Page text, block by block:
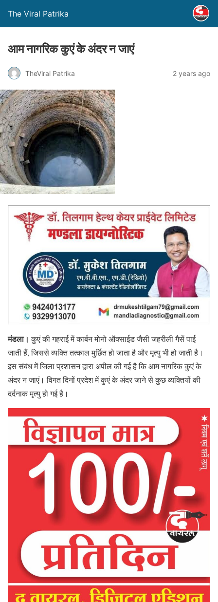
The Viral Patrika
आम नागरिक कुएं के अंदर न जाएं
TheViral Patrika 2 years ago
मंडला। कुएं की गहराई में कार्बन मोनो ऑक्साईड जैसी जहरीली गैसें पाई
जाती हैं, जिससे व्यक्ति तत्काल मुर्छित हो जाता है और मृत्यु भी हो जाती है।
इस संबंध में जिला प्रशासन द्वारा अपील की गई है कि आम नागरिक कुएं के
अंदर न जाएं। विगत दिनों प्रदेश में कुएं के अंदर जाने से कुछ व्यक्तियों की
दर्दनाक मृत्यु हो गई है।